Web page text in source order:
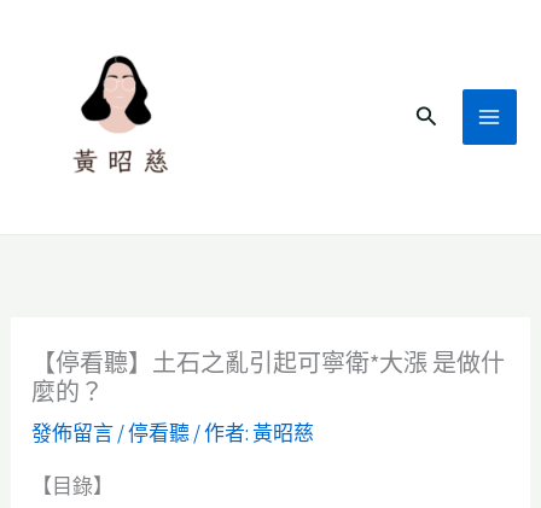
搜
【停看聽】土石之亂引起可寧衛*大漲 是做什
麼的？
發佈留言/停看聽/ 作者:黃昭慈
【目錄】